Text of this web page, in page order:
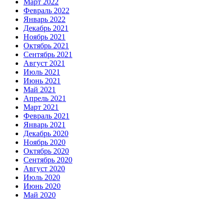
Март 2022
Февраль 2022
Январь 2022
Декабрь 2021
Ноябрь 2021
Октябрь 2021
Сентябрь 2021
Август 2021
Июль 2021
Июнь 2021
Май 2021
Апрель 2021
Март 2021
Февраль 2021
Январь 2021
Декабрь 2020
Ноябрь 2020
Октябрь 2020
Сентябрь 2020
Август 2020
Июль 2020
Июнь 2020
Май 2020